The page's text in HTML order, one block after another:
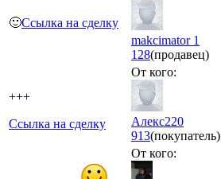
🙂Ссылка на сделку
makcimator 1
128(продавец)
+++
Ссылка на сделку
От кого:
Алекс220
913(покупатель)
От кого: